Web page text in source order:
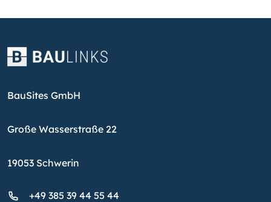
BauSites GmbH
Große Wasserstraße 22
19053 Schwerin
+49 385 39 44 55 44